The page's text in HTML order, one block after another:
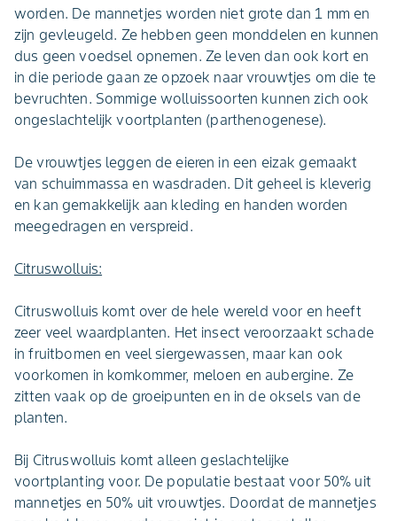
worden. De mannetjes worden niet grote dan 1 mm en
zijn gevleugeld. Ze hebben geen monddelen en kunnen
dus geen voedsel opnemen. Ze leven dan ook kort en
in die periode gaan ze opzoek naar vrouwtjes om die te
bevruchten. Sommige wolluissoorten kunnen zich ook
ongeslachtelijk voortplanten (parthenogenese).
De vrouwtjes leggen de eieren in een eizak gemaakt
van schuimmassa en wasdraden. Dit geheel is kleverig
en kan gemakkelijk aan kleding en handen worden
meegedragen en verspreid.
Citruswolluis:
Citruswolluis komt over de hele wereld voor en heeft
zeer veel waardplanten. Het insect veroorzaakt schade
in fruitbomen en veel siergewassen, maar kan ook
voorkomen in komkommer, meloen en aubergine. Ze
zitten vaak op de groeipunten en in de oksels van de
planten.
Bij Citruswolluis komt alleen geslachtelijke
voortplanting voor. De populatie bestaat voor 50% uit
mannetjes en 50% uit vrouwtjes. Doordat de mannetjes